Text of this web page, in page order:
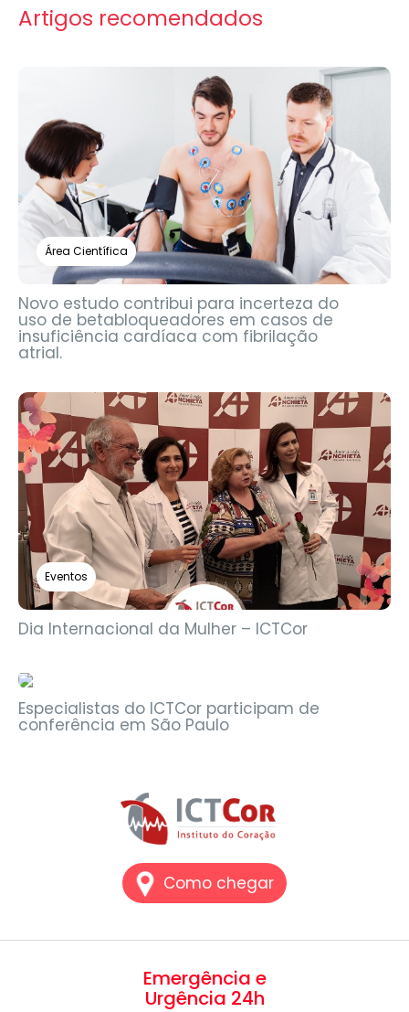
Artigos recomendados
Área Científica
Novo estudo contribui para incerteza do
uso de betabloqueadores em casos de
insuficiência cardíaca com fibrilação
atrial.
Eventos
Dia Internacional da Mulher – ICTCor
Especialistas do ICTCor participam de
conferência em São Paulo
Como chegar
Emergência e
Urgência 24h